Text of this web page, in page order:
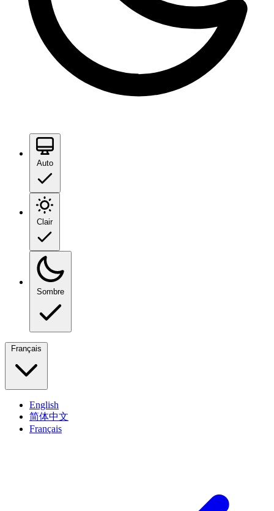
Auto
Clair
Sombre
Français
English
简体中文
Français